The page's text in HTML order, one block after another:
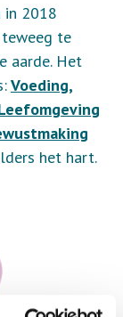
in 2018
te
aarde. Het
Voeding,
het hart.